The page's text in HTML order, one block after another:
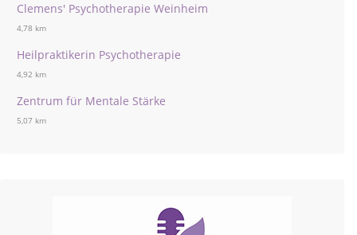
Clemens' Psychotherapie Weinheim
4,78 km
Heilpraktikerin Psychotherapie
4,92 km
Zentrum für Mentale Stärke
5,07 km